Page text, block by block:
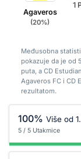
Agaveros
(20%)
1
Međusobna
pokazuje da je od
puta, a CD
Agaveros FC i CD
rezultatom.
100% Više od
5 / 5 Utakmice